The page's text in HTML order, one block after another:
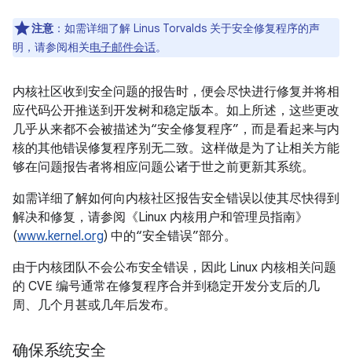
注意 ：如需详细了解 Linus Torvalds 关于安全修复程序的声
明，请参阅相关电子邮件会话。
内核社区收到安全问题的报告时，便会尽快进行修复并将相
应代码公开推送到开发树和稳定版本。如上所述，这些更改
几乎从来都不会被描述为“安全修复程序”，而是看起来与内
核的其他错误修复程序别无二致。这样做是为了让相关方能
够在问题报告者将相应问题公诸于世之前更新其系统。
如需详细了解如何向内核社区报告安全错误以使其尽快得到
解决和修复，请参阅《Linux 内核用户和管理员指南》
(www.kernel.org) 中的“安全错误”部分。
由于内核团队不会公布安全错误，因此 Linux 内核相关问题
的 CVE 编号通常在修复程序合并到稳定开发分支后的几
周、几个月甚或几年后发布。
确保系统安全